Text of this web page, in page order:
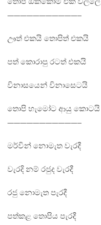
තොපි ඔක්කොම එක වල්ලේ
———————————–
ඌත් එකයි තොපිත් එකයි
පත් කොරාපු රටත් එකයි
විනාසයෙන් විනාසෙටයි
තොපි හැමෝට ආයු කොටයි
———————————–
මර්වින් නොමැත වැරදී
වැරදි නම් රජුද වැරදී
රජු නොමැත පැරදී
පත්කළ තොපිය පැරදී